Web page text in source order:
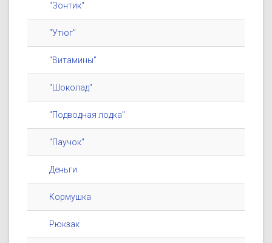
"Зонтик"
"Утюг"
"Витамины"
"Шоколад"
"Подводная лодка"
"Паучок"
Деньги
Кормушка
Рюкзак